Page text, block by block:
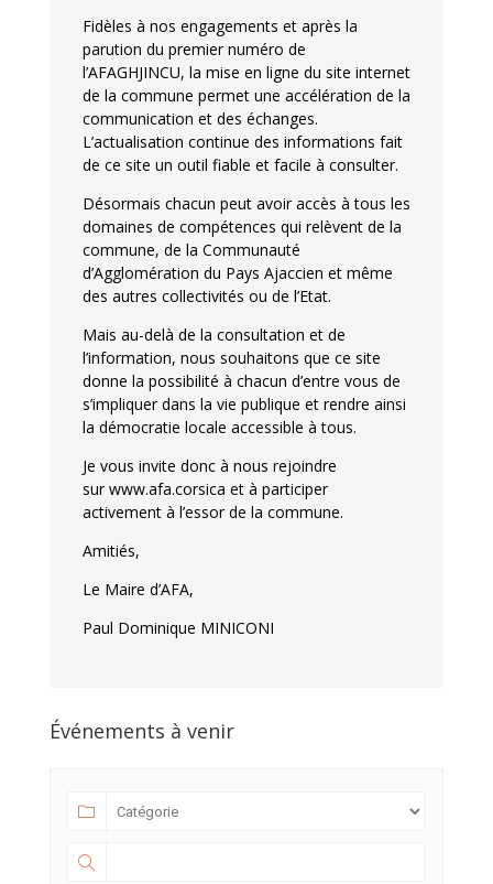
Fidèles à nos engagements et après la
parution du premier numéro de
l’AFAGHJINCU, la mise en ligne du site internet
de la commune permet une accélération de la
communication et des échanges.
L’actualisation continue des informations fait
de ce site un outil fiable et facile à consulter.
Désormais chacun peut avoir accès à tous les
domaines de compétences qui relèvent de la
commune, de la Communauté
d’Agglomération du Pays Ajaccien et même
des autres collectivités ou de l’Etat.
Mais au-delà de la consultation et de
l’information, nous souhaitons que ce site
donne la possibilité à chacun d’entre vous de
s’impliquer dans la vie publique et rendre ainsi
la démocratie locale accessible à tous.
Je vous invite donc à nous rejoindre
sur www.afa.corsica et à participer
activement à l’essor de la commune.
Amitiés,
Le Maire d’AFA,
Paul Dominique MINICONI
Événements à venir